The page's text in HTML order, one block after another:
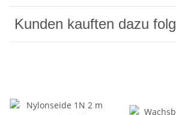
Kunden kauften dazu